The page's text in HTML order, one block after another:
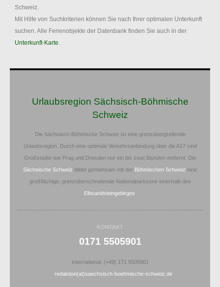
Schweiz.
Mit Hilfe von Suchkriterien können Sie nach Ihrer optimalen Unterkunft
suchen. Alle Ferienobjekte der Datenbank finden Sie auch in der
Unterkunft-Karte.
Urlaubsregion Sächsisch-Böhmische
Schweiz
Die Sächsisch-Böhmische Schweiz ist eine grenzübergreifende
Urlaubsregion. Durch eine optimale Verkehrsanbindung über die A17 sind
Großstädte wie Prag und Dresden nur ein bis zwei Stunden entfernt. Die
Sächsische Schweiz bildet gemeinsam mit der Böhmischen Schweiz eine
großflächige, grenzüberschreitende Nationalparkzone innerhalb des
Elbsandsteingebirges
KONTAKT
0171 5505901
International: (+49) 171 5505901
redaktion(at)saechsisch-boehmische-schweiz.de